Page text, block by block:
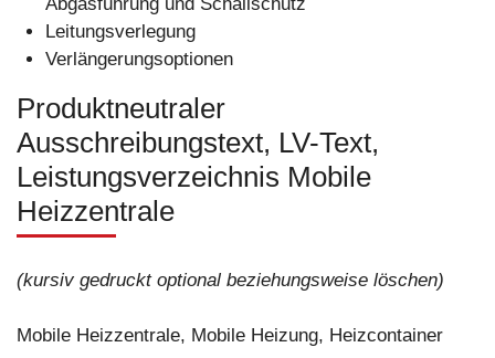
Leitungsverlegung
Verlängerungsoptionen
Produktneutraler
Ausschreibungstext, LV-Text,
Leistungsverzeichnis Mobile
Heizzentrale
(kursiv gedruckt optional beziehungsweise löschen)
Mobile Heizzentrale, Mobile Heizung, Heizcontainer